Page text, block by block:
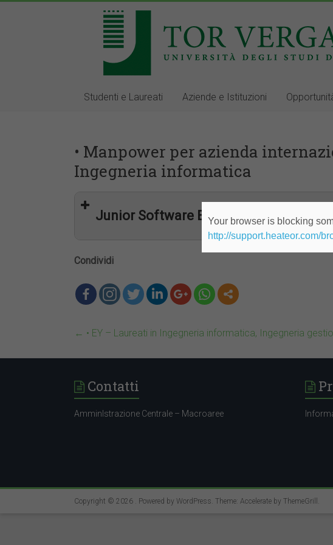
Studenti e Laureati Aziende e Istituzioni
• Manpower per azienda
Ingegneria informatica
Junior Software Engineer
Condividi
← • EY – Laureati in Ingegneria informatica, Ingegneria
Contatti
AmminIstrazione Centrale – Macroaree
Copyright © 2026 . Powered by WordPress. Theme: Accelerate by ThemeGrill .
Your browser is blocking
http://support.heateor.com/